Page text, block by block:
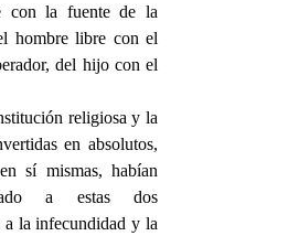
con la fuente de la
hombre libre con el
del hijo con el
religiosa y la
en absolutos,
sí mismas, habían
a estas dos
a la infecundidad y la